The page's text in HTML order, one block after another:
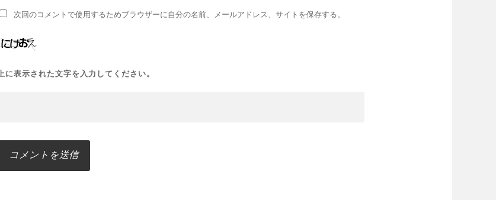
次回のコメントで使用するためブラウザーに自分の名前、メールアドレス、サイトを保存する。
上に表示された文字を入力してください。